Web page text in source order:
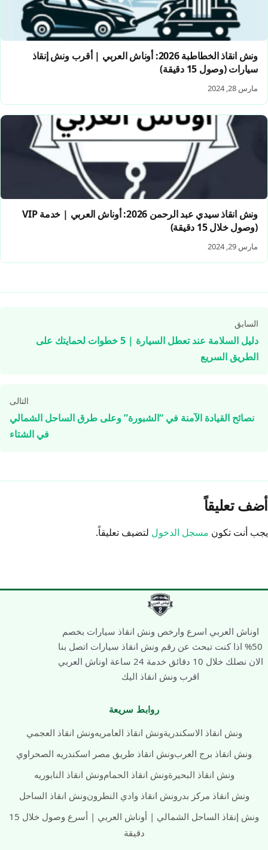
ونش انقاذ الخطاطبة 2026: أوناش العربي | أقرب ونش إنقاذ
سيارات (وصول 15 دقيقة)
مارس 28, 2024
ونش انقاذ سيدي عبد الرحمن 2026: أوناش العربي | خدمة VIP
(وصول خلال 15 دقيقة)
مارس 29, 2024
المقالات
السابق
دليل السلامة عند تعطل السيارة | 5 خطوات لحمايتك على
الطريق السريع
التالى
نصائح القيادة الآمنة في “الشبورة” وعلى طرق الساحل الشمالي
في الشتاء
أضف تعليقاً
يجب أنت تكون مسجل الدخول لتضيف تعليقاً.
اوناش العربي اسرع وارخص ونش انقاذ سيارات بخصم
50% اذا كنت تبحث عن رقم ونش انقاذ سيارات اتصل بنا
الان نصلك خلال 10 دقائق خدمة 24 ساعة اوناش العربي
اقرب ونش انقاذ اليك
روابط سريعة
ونش انقاذ الاسكندريةونش انقاذ العامريهونش انقاذ العجمي
ونش انقاذ برج العربونش انقاذ طريق مصر اسكندريه الصحراوي
ونش انقاذ البحيرةونش انقاذ الحمامونش انقاذ النابوريه
ونش انقاذ مركز بدر ونش انقاذ وادي النطرونونش انقاذ الساحل
ونش إنقاذ الساحل الشمالي | أوناش العربي | أسرع وصول خلال 15
دقيقة